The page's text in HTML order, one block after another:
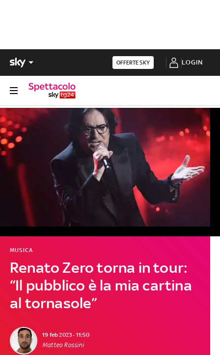
OFFERTE SKY LOGIN
Renato Zero torna in tour:
“Il pubblico è la mia cartina
al tornasole”
MUSICA
19 feb 2023 - 11:50
Matteo Rossini